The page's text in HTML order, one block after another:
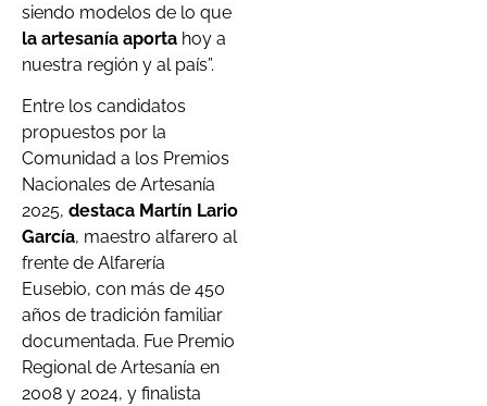
siendo modelos de lo que
la artesanía aporta hoy a
nuestra región y al país”.
Entre los candidatos
propuestos por la
Comunidad a los Premios
Nacionales de Artesanía
2025, destaca Martín Lario
García, maestro alfarero al
frente de Alfarería
Eusebio, con más de 450
años de tradición familiar
documentada. Fue Premio
Regional de Artesanía en
2008 y 2024, y finalista